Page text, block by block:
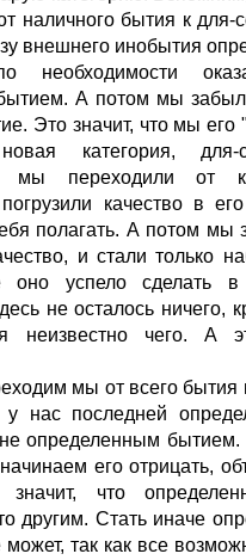
наличного бытия к для-
внешнего инобытия
необходимости
А потом мы
Это значит, что мы его
категория, для-
мы переходили от
качество в
полагать. А потом мы
и стали только
оно успело сделать в
не осталось ничего,
неизвестно чего. А
мы от всего бытия
у нас последней
определенным
его отрицать,
что
другим. Стать иначе
так как все